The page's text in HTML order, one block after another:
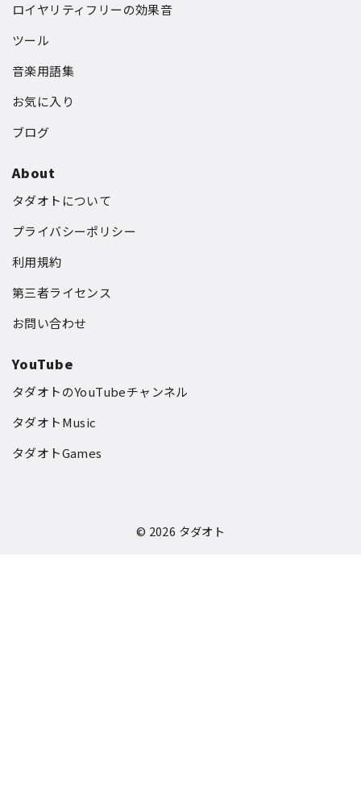
ロイヤリティフリーの効果音
ツール
音楽用語集
お気に入り
ブログ
About
タダオトについて
プライバシーポリシー
利用規約
第三者ライセンス
お問い合わせ
YouTube
タダオトのYouTubeチャンネル
タダオトMusic
タダオトGames
© 2026 タダオト